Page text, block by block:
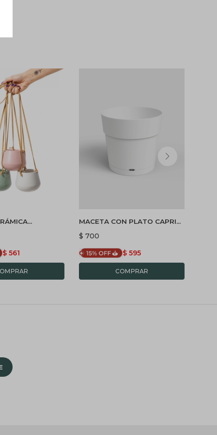
- BLANCA
$ 561
MACETA CON PLATO CAPRI
20 - BLANCO
$ 700
$ 595